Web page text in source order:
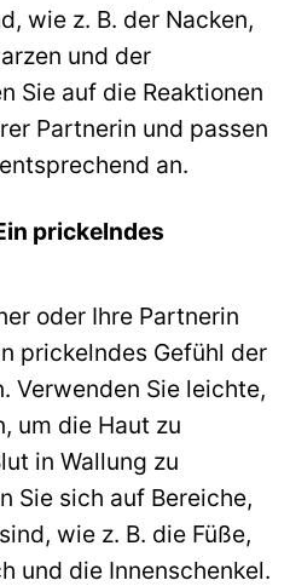
wie z. B. der Nacken,
und der
Sie auf die Reaktionen
Partnerin und passen
an.
prickelndes
oder Ihre Partnerin
prickelndes Gefühl der
Verwenden Sie leichte,
um die Haut zu
in Wallung zu
Sie sich auf Bereiche,
wie z. B. die Füße,
und die Innenschenkel.